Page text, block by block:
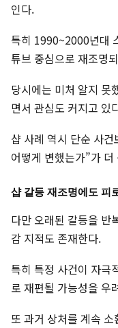
인다.
특히 1990~2000년대
튜브 중심으로 재조명
당시에는 미처 알지 못
면서 관심도 커지고 있
샵 사례 역시 단순 사
어떻게 변했는가”가
샵 갈등 재조명에도 피
다만 오래된 갈등을 반
감 지적도 존재한다.
특히 특정 사건이 자극
로 재편될 가능성을 우
또 과거 상처를 계속